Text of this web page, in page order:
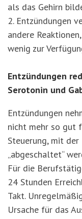
als das Gehirn
2. Entzündungen
andere
wenig zur
Entzündungen
Serotonin und
Entzündungen
nicht mehr so gut
Steuerung, mit
„abgeschaltet“
Für die
24 Stunden
Takt.
Ursache für das